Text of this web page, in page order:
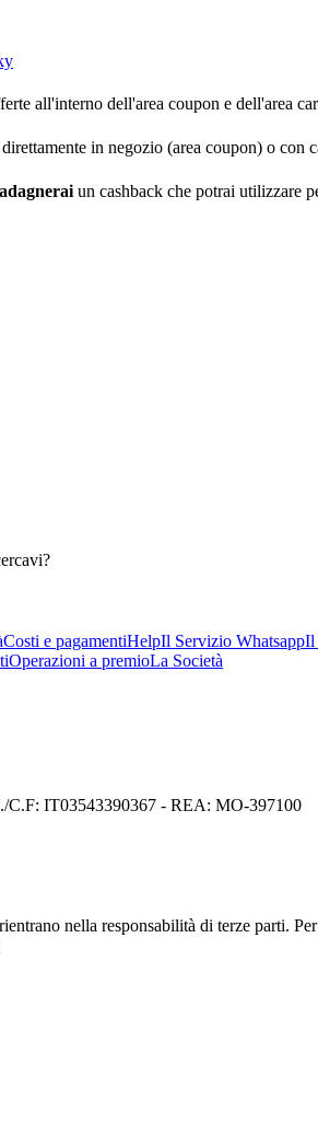
all'interno dell'area coupon e dell'area
in negozio (area coupon) o con
un cashback che potrai utilizzare
Costi e pagamentiHelpIl Servizio WhatsappIl
Operazioni a premioLa Società
IT03543390367 - REA: MO-397100
nella responsabilità di terze parti.